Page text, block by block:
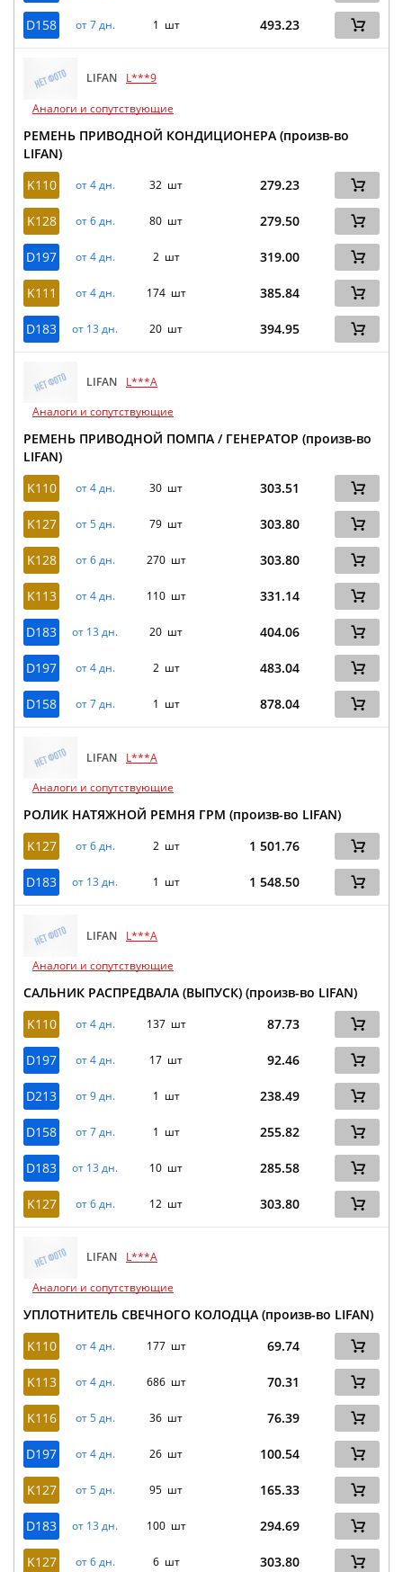
D158 от 7 дн. 1 шт 493.23
LIFAN
L***9
Аналоги и сопутствующие
РЕМЕНЬ ПРИВОДНОЙ КОНДИЦИОНЕРА (произв-во
LIFAN)
K110
от 4 дн. 32 шт 279.23
K128 от 6 дн. 80 шт 279.50
D197 от 4 дн. 2 шт 319.00
K111 от 4 дн. 174 шт 385.84
D183 от 13 дн. 20 шт 394.95
LIFAN
L***A
Аналоги и сопутствующие
РЕМЕНЬ ПРИВОДНОЙ ПОМПА / ГЕНЕРАТОР (произв-во
LIFAN)
K110
от 4 дн. 30 шт 303.51
K127 от 5 дн. 79 шт 303.80
K128 от 6 дн. 270 шт 303.80
K113 от 4 дн. 110 шт 331.14
D183 от 13 дн. 20 шт 404.06
D197 от 4 дн. 2 шт 483.04
D158 от 7 дн. 1 шт 878.04
LIFAN
L***A
Аналоги и сопутствующие
РОЛИК НАТЯЖНОЙ РЕМНЯ ГРМ (произв-во LIFAN)
K127
от 6 дн. 2 шт 1 501.76
D183 от 13 дн. 1 шт 1 548.50
LIFAN
L***A
Аналоги и сопутствующие
САЛЬНИК РАСПРЕДВАЛА (ВЫПУСК) (произв-во LIFAN)
K110
от 4 дн. 137 шт 87.73
D197 от 4 дн. 17 шт 92.46
D213 от 9 дн. 1 шт 238.49
D158 от 7 дн. 1 шт 255.82
D183 от 13 дн. 10 шт 285.58
K127 от 6 дн. 12 шт 303.80
LIFAN
L***A
Аналоги и сопутствующие
УПЛОТНИТЕЛЬ СВЕЧНОГО КОЛОДЦА (произв-во LIFAN)
K110
от 4 дн. 177 шт 69.74
K113 от 4 дн. 686 шт 70.31
K116 от 5 дн. 36 шт 76.39
D197 от 4 дн. 26 шт 100.54
K127 от 5 дн. 95 шт 165.33
D183 от 13 дн. 100 шт 294.69
K127 от 6 дн. 6 шт 303.80